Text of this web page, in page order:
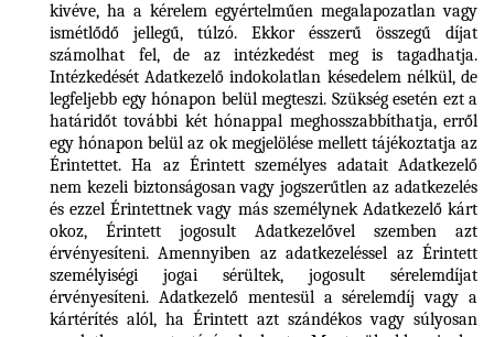
kivéve, ha a kérelem egyértelműen megalapozatlan vagy
ismétlődő jellegű, túlzó. Ekkor ésszerű összegű díjat
számolhat fel, de az intézkedést meg is tagadhatja.
Intézkedését Adatkezelő indokolatlan késedelem nélkül, de
legfeljebb egy hónapon belül megteszi. Szükség esetén ezt a
határidőt további két hónappal meghosszabbíthatja, erről
egy hónapon belül az ok megjelölése mellett tájékoztatja az
Érintettet. Ha az Érintett személyes adatait Adatkezelő
nem kezeli biztonságosan vagy jogszerűtlen az adatkezelés
és ezzel Érintettnek vagy más személynek Adatkezelő kárt
okoz, Érintett jogosult Adatkezelővel szemben azt
érvényesíteni. Amennyiben az adatkezeléssel az Érintett
személyiségi jogai sérültek, jogosult sérelemdíjat
érvényesíteni. Adatkezelő mentesül a sérelemdíj vagy a
kártérítés alól, ha Érintett azt szándékos vagy súlyosan